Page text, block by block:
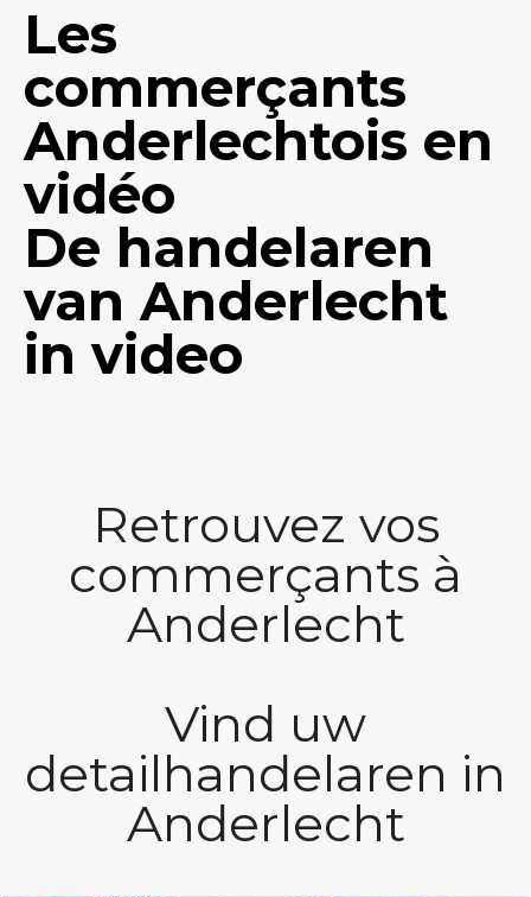
Les
commerçants
Anderlechtois en
vidéo
De handelaren
van Anderlecht
in video
Retrouvez vos
commerçants à
Anderlecht
Vind uw
detailhandelaren in
Anderlecht